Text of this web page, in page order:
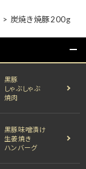
炭焼き焼豚200g
黒豚
しゃぶしゃぶ
焼肉
黒豚味噌漬け
生姜焼き
ハンバーグ